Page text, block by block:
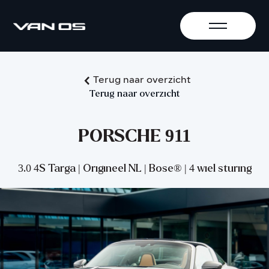
Terug naar overzicht
Terug naar overzicht
PORSCHE 911
3.0 4S Targa | Origineel NL | Bose® | 4 wiel sturing